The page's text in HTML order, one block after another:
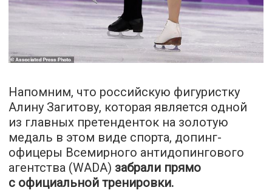
Напомним, что российскую фигуристку
Алину Загитову, которая является одной
из главных претенденток на золотую
медаль в этом виде спорта, допинг-
офицеры Всемирного антидопингового
агентства (WADA) забрали прямо
с официальной тренировки.